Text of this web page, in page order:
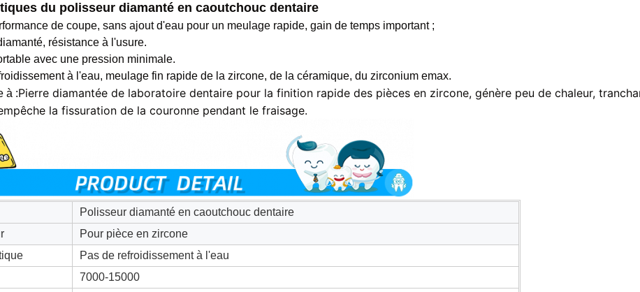
du polisseur diamanté en caoutchouc dentaire
de coupe, sans ajout d'eau pour un meulage rapide, gain de temps important ;
résistance à l'usure.
avec une pression minimale.
à l'eau, meulage fin rapide de la zircone, de la céramique, du zirconium emax.
à :Pierre diamantée de laboratoire dentaire pour la finition rapide des pièces en zircone, génère peu de chaleur,
la fissuration de la couronne pendant le fraisage.
Polisseur diamanté en caoutchouc dentaire
Pour pièce en zircone
Pas de refroidissement à l'eau
7000-15000